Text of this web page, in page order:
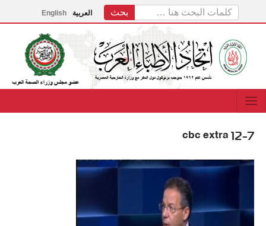
العربية English
cbc extra 12-7